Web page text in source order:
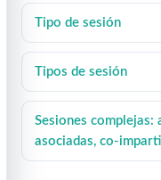
Tipo de sesión
Tipos de sesión
Sesiones complejas:
asociadas, co-